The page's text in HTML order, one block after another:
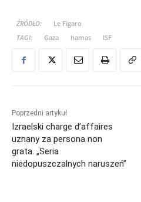
ŹRÓDŁO:
Le Figaro
TAGI:
Gaza hamas ISF
Poprzedni artykuł
Izraelski charge d’affaires
uznany za persona non
grata. „Seria
niedopuszczalnych naruszeń”